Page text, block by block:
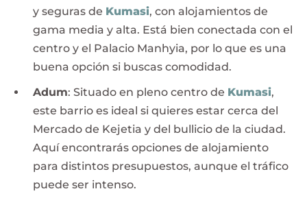
y seguras de Kumasi, con alojamientos de
gama media y alta. Está bien conectada con el
centro y el Palacio Manhyia, por lo que es una
buena opción si buscas comodidad.
Adum: Situado en pleno centro de Kumasi,
este barrio es ideal si quieres estar cerca del
Mercado de Kejetia y del bullicio de la ciudad.
Aquí encontrarás opciones de alojamiento
para distintos presupuestos, aunque el tráfico
puede ser intenso.